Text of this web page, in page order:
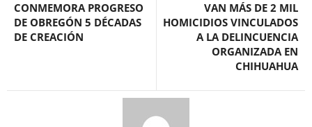
CONMEMORA PROGRESO
DE OBREGÓN 5 DÉCADAS
DE CREACIÓN
VAN MÁS DE 2 MIL
HOMICIDIOS VINCULADOS
A LA DELINCUENCIA
ORGANIZADA EN
CHIHUAHUA